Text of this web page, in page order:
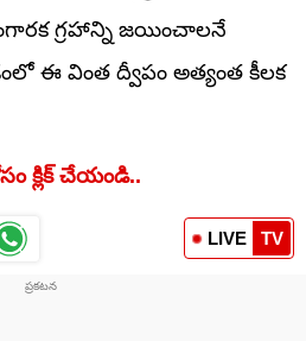
గ్రహాన్ని జయించాలనే
ఈ వింత ద్వీపం అత్యంత కీలక
క్లిక్ చేయండి..
LIVE TV